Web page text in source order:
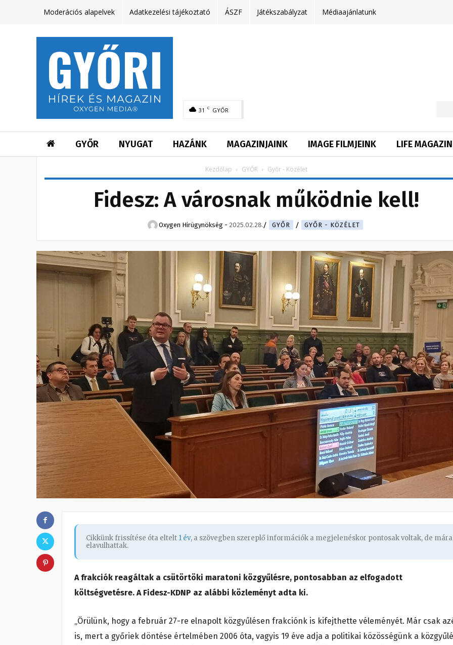
Moderációs alapelvek Adatkezelési tájékoztató ÁSZF Játékszabályzat Médiaajánlatunk
31 C GYŐR
GYŐR NYUGAT HAZÁNK MAGAZINJAINK IMAGE FILMJEINK LIFE MAGAZIN
Kezdőlap GYŐR Győr - Közélet
Fidesz: A városnak működnie kell!
Oxygen Hirügynökség - 2025.02.28. GYŐR GYŐR - KÖZÉLET
Cikkünk frissítése óta eltelt 1 év, a szövegben szereplő információk a megjelenéskor pontosak voltak, de mára
elavulhattak.
A frakciók reagáltak a csütörtöki maratoni közgyűlésre, pontosabban az elfogadott
költségvetésre. A Fidesz-KDNP az alábbi közleményt adta ki.
„Örülünk, hogy a február 27-re elnapolt közgyűlésen frakciónk is kifejthette véleményét. Már csak
is, mert a győriek döntése értelmében 2006 óta, vagyis 19 éve adja a politikai közösségünk a